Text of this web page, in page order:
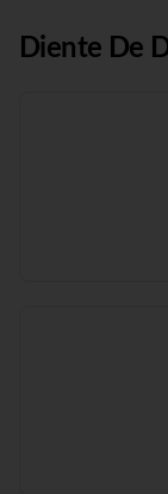
Diente De